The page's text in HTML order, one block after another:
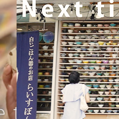
2025/9/26
≪テレビで紹介されました≫ 2025
ースONE』 ひとつに特化で差別化
ナーで白いごはん器のお店 らいす
した！
2025/9/17
≪中日新聞に掲載されました≫